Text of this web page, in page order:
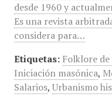
desde 1960 y
Es una revista
considera para…
Etiquetas: Folklore
Iniciación masónica,
Salarios, Urbanismo